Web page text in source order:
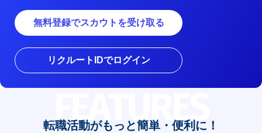
無料登録でスカウトを受け取る
リクルートIDでログイン
FEATURES
転職活動がもっと簡単・便利に！